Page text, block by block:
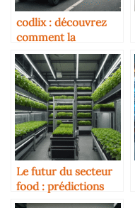
codlix : découvrez
comment la
technologie
transforme
l’expérience culinaire
en 2025
Le futur du secteur
food : prédictions
pour 2030